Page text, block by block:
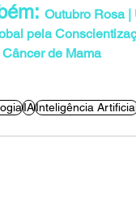
Outubro Rosa |
pela
de Mama
IAInteligência